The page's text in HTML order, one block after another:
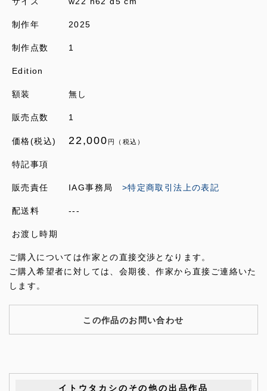
制作年 2025
制作点数 1
Edition
額装 無し
販売点数 1
価格(税込) 22,000 円（税込）
特記事項
販売責任 IAG事務局 >特定商取引法上の表記
配送料 ---
お渡し時期
ご購入については作家との直接交渉となります。
ご購入希望者に対しては、会期後、作家から直接ご連絡いた
します。
この作品のお問い合わせ
イトウタカシのその他の出品作品